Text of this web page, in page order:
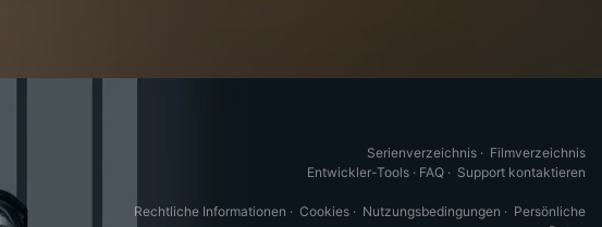
Serienverzeichnis · Filmverzeichnis
Entwickler-Tools · FAQ · Support kontaktieren
Rechtliche Informationen · Cookies · Nutzungsbedingungen · Persönliche